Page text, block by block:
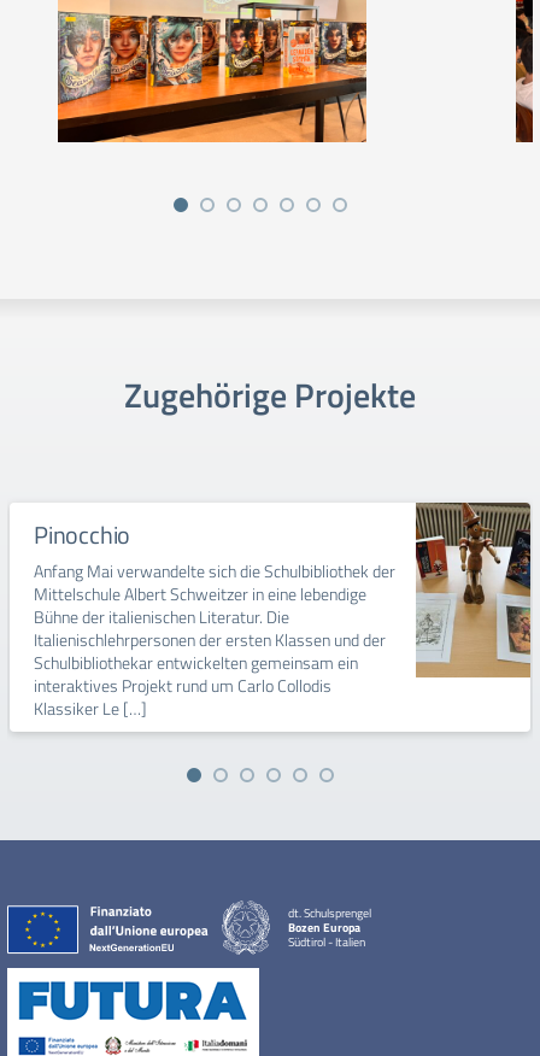
Zugehörige Projekte
Pinocchio
Anfang Mai verwandelte sich die Schulbibliothek der
Mittelschule Albert Schweitzer in eine lebendige
Bühne der italienischen Literatur. Die
Italienischlehrpersonen der ersten Klassen und der
Schulbibliothekar entwickelten gemeinsam ein
interaktives Projekt rund um Carlo Collodis
Klassiker Le […]
dt. Schulsprengel
Bozen Europa
Südtirol - Italien